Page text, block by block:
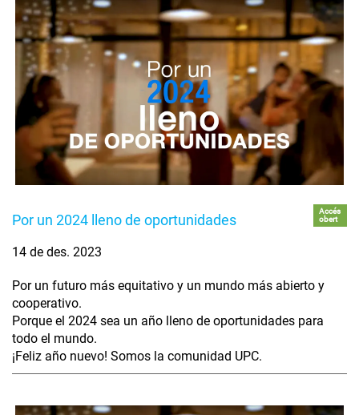
Por un 2024 lleno de oportunidades
Accés
obert
14 de des. 2023
Por un futuro más equitativo y un mundo más abierto y
cooperativo.
Porque el 2024 sea un año lleno de oportunidades para
todo el mundo.
¡Feliz año nuevo! Somos la comunidad UPC.